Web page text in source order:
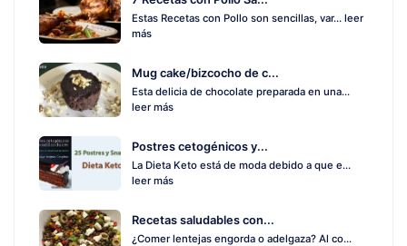
Estas Recetas con Pollo son sencillas, var... leer
más
Mug cake/bizcocho de c...
Esta delicia de chocolate preparada en una...
leer más
Postres cetogénicos y...
La Dieta Keto está de moda debido a que e...
leer más
Recetas saludables con...
¿Comer lentejas engorda o adelgaza? Al co...